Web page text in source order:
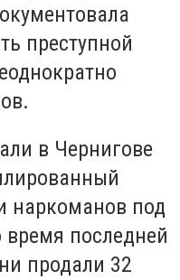
преступной
в Чернигове
наркоманов под
последней
продали 32